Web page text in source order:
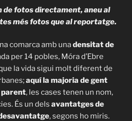
de fotos directament, aneu al
més fotos que al reportatge.
comarca amb unadensitat de
per 14 pobles, Móra d’Ebre
la vida sigui molt diferent de
aquí la majoria de gent
parent, les cases tenen un nom,
És un dels avantatges de
, segons ho miris.